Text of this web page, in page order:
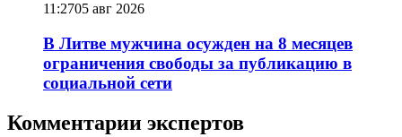
11:2705 авг 2026
В Литве мужчина осужден на 8 месяцев
ограничения свободы за публикацию в
социальной сети
Комментарии экспертов